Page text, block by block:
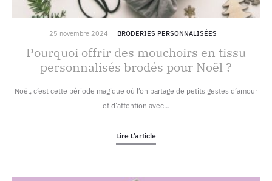
25 novembre 2024 BRODERIES PERSONNALISÉES
Pourquoi offrir des mouchoirs en tissu
personnalisés brodés pour Noël ?
Noël, c’est cette période magique où l’on partage de petits gestes d’amour
et d’attention avec…
Lire L’article